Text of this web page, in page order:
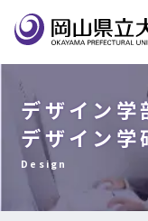
デザイン学
デザイン学
Design